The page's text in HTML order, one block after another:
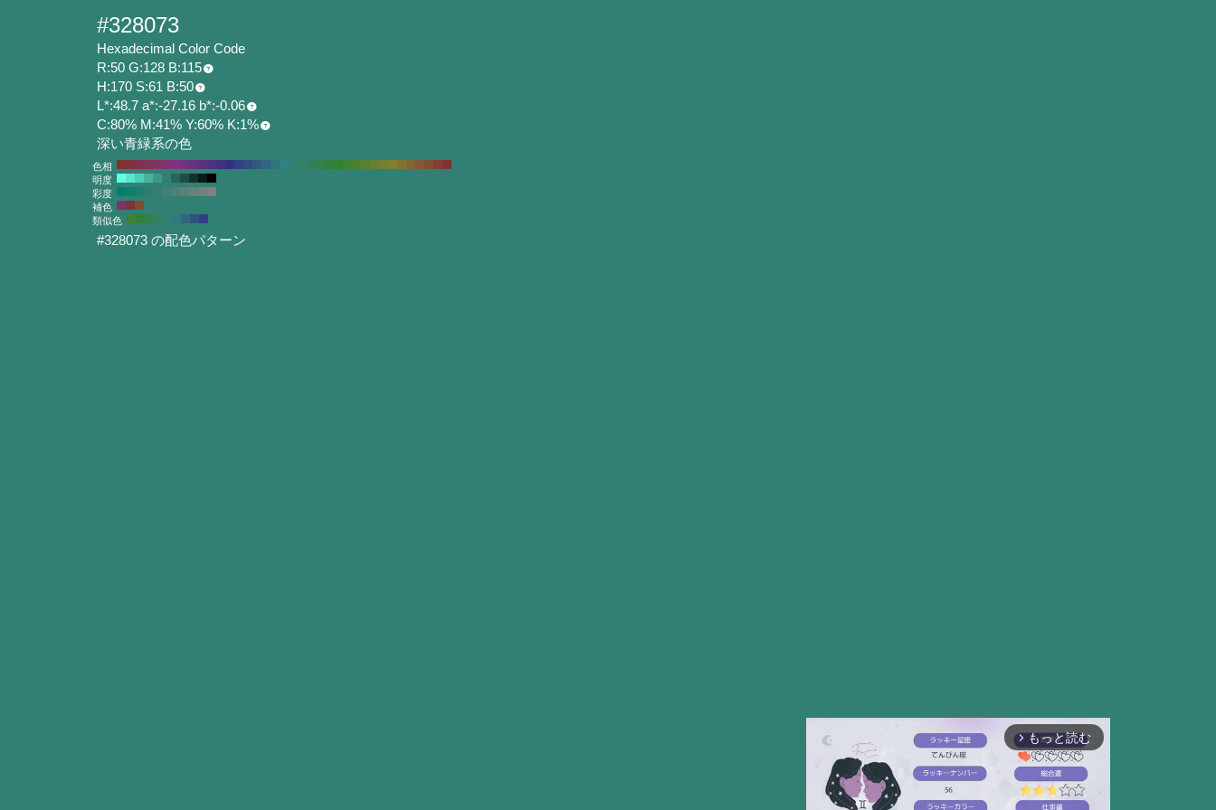
#328073
Hexadecimal Color Code
R:50 G:128 B:115
H:170 S:61 B:50
L*:48.7 a*:-27.16 b*:-0.06
C:80% M:41% Y:60% K:1%
深い青緑系の色
色相
明度
彩度
補色
類似色
#328073 の配色パターン
arrow_forward_ios もっと読む